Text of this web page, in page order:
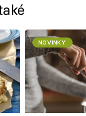
NOVINKY